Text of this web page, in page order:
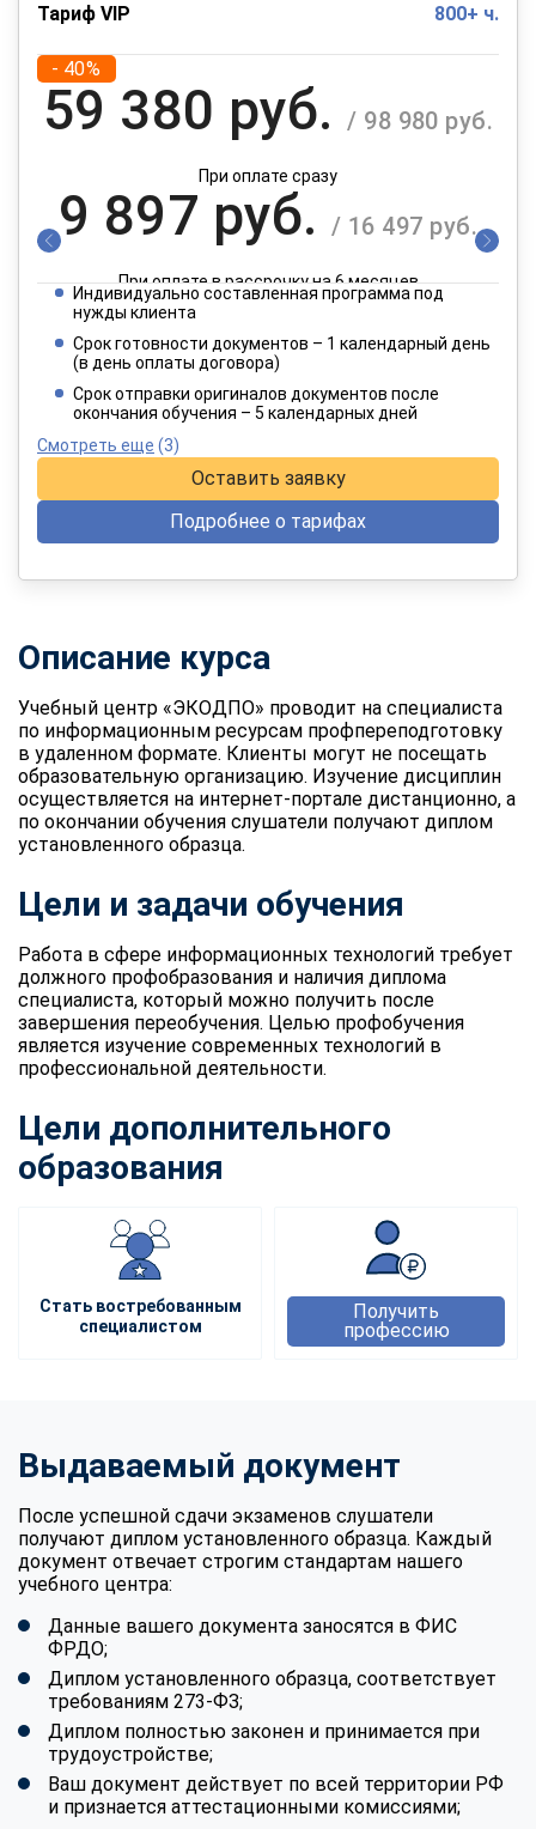
Тариф VIP 800+ ч.
- 40%
59 380 руб. / 98 980 руб.
При оплате сразу
9 897 руб. / 16 497 руб.
При оплате в рассрочку на 6 месяцев
4 949 руб. / 8 249 руб.
При оплате в рассрочку на 12 месяцев
Индивидуально составленная программа под
нужды клиента
Срок готовности документов – 1 календарный день
(в день оплаты договора)
Срок отправки оригиналов документов после
окончания обучения – 5 календарных дней
Смотреть еще (3)
Оставить заявку
Подробнее о тарифах
Описание курса
Учебный центр «ЭКОДПО» проводит на специалиста
по информационным ресурсам профпереподготовку
в удаленном формате. Клиенты могут не посещать
образовательную организацию. Изучение дисциплин
осуществляется на интернет-портале дистанционно, а
по окончании обучения слушатели получают диплом
установленного образца.
Цели и задачи обучения
Работа в сфере информационных технологий требует
должного профобразования и наличия диплома
специалиста, который можно получить после
завершения переобучения. Целью профобучения
является изучение современных технологий в
профессиональной деятельности.
Цели дополнительного
образования
Стать востребованным
специалистом
Получить
профессию
Выдаваемый документ
После успешной сдачи экзаменов слушатели
получают диплом установленного образца. Каждый
документ отвечает строгим стандартам нашего
учебного центра:
Данные вашего документа заносятся в ФИС
ФРДО;
Диплом установленного образца, соответствует
требованиям 273-ФЗ;
Диплом полностью законен и принимается при
трудоустройстве;
Ваш документ действует по всей территории РФ
и признается аттестационными комиссиями;